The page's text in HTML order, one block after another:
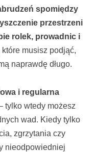
spomiędzy
przestrzeni
rolek, prowadnic i
które musisz podjąć,
naprawdę długo.
i regularna
tylko wtedy możesz
wad. Kiedy tylko
zgrzytania czy
nieodpowiedniej